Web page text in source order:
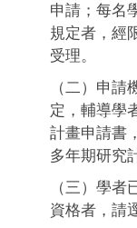
申請；每名
規定者，經
受理。
（二）申
定，輔導學
計畫申請書
多年期研究
（三）學者
資格者，請